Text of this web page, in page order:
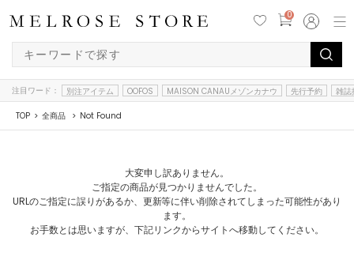
0
注目ワード： 別注アイテム OOFOS MAISON CANAUメゾンカナウ 先行予約 雑誌
TOP 全商品 Not Found
大変申し訳ありません。
ご指定の商品が見つかりませんでした。
URLのご指定に誤りがあるか、更新等に伴い削除されてしまった可能性があり
ます。
お手数とは思いますが、下記リンクからサイトへ移動してください。